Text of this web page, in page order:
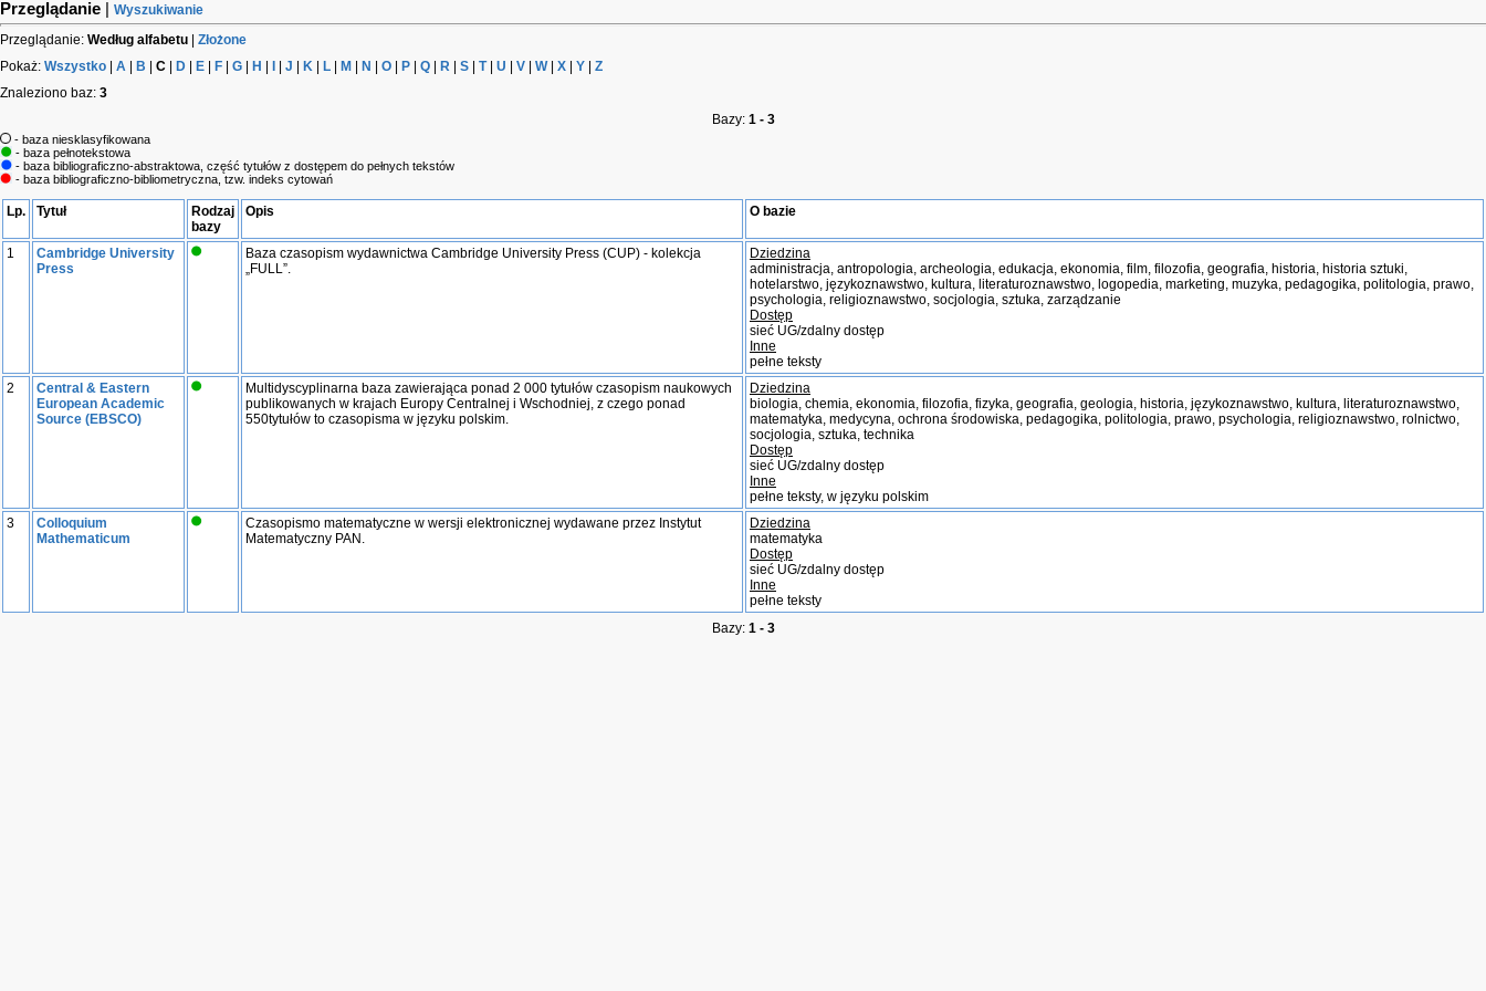
Przeglądanie
Wyszukiwanie
Przeglądanie: Według alfabetu
Złożone
Pokaż: Wszystko A B C D E F G H J K L M N O P Q R S T| U V W| X Y
Z
Znaleziono baz: 3
Bazy: 1 - 3
- baza niesklasyfikowana
- baza pełnotekstowa
- baza bibliograficzno-abstraktowa, część tytułów z dostępem do pełnych tekstów
- baza bibliograficzno-bibliometryczna, tzw. indeks cytowań
Lp. Tytuł
Rodzaj
bazy
Opis O bazie
1
Cambridge University
Press
Baza czasopism wydawnictwa Cambridge University Press (CUP) - kolekcja
„FULL”.
Dziedzina
administracja, antropologia, archeologia, edukacja, ekonomia, film, filozofia, geografia, historia, historia sztuki,
hotelarstwo, językoznawstwo, kultura, literaturoznawstwo, logopedia, marketing, muzyka, pedagogika, politologia, prawo,
psychologia, religioznawstwo, socjologia, sztuka, zarządzanie
Dostęp
sieć UG/zdalny dostęp
Inne
pełne teksty
2
Central & Eastern
European Academic
Source (EBSCO)
Multidyscyplinarna baza zawierająca ponad 2 000 tytułów czasopism naukowych
publikowanych w krajach Europy Centralnej i Wschodniej, z czego ponad
550tytułów to czasopisma w języku polskim.
Dziedzina
biologia, chemia, ekonomia, filozofia, fizyka, geografia, geologia, historia, językoznawstwo, kultura, literaturoznawstwo,
matematyka, medycyna, ochrona środowiska, pedagogika, politologia, prawo, psychologia, religioznawstwo, rolnictwo,
socjologia, sztuka, technika
Dostęp
sieć UG/zdalny dostęp
Inne
pełne teksty, w języku polskim
3
Colloquium
Mathematicum
Czasopismo matematyczne w wersji elektronicznej wydawane przez Instytut
Matematyczny PAN.
Dziedzina
matematyka
Dostęp
sieć UG/zdalny dostęp
Inne
pełne teksty
Bazy: 1 - 3